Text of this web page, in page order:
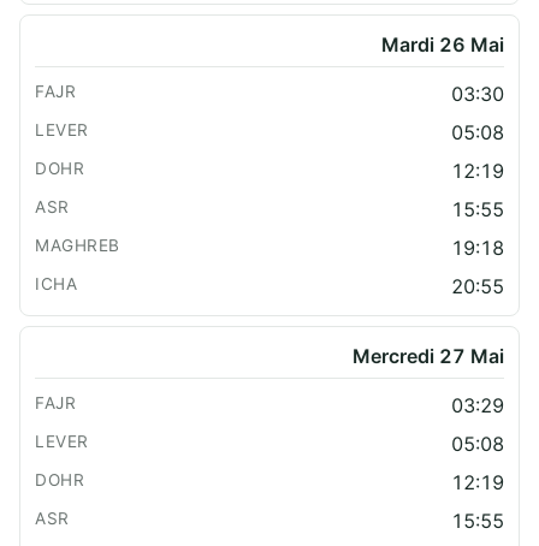
Mardi 26 Mai
03:30
05:08
12:19
15:55
19:18
20:55
Mercredi 27 Mai
03:29
05:08
12:19
15:55